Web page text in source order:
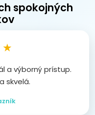
spokojných
a výborný prístup.
skvelá.